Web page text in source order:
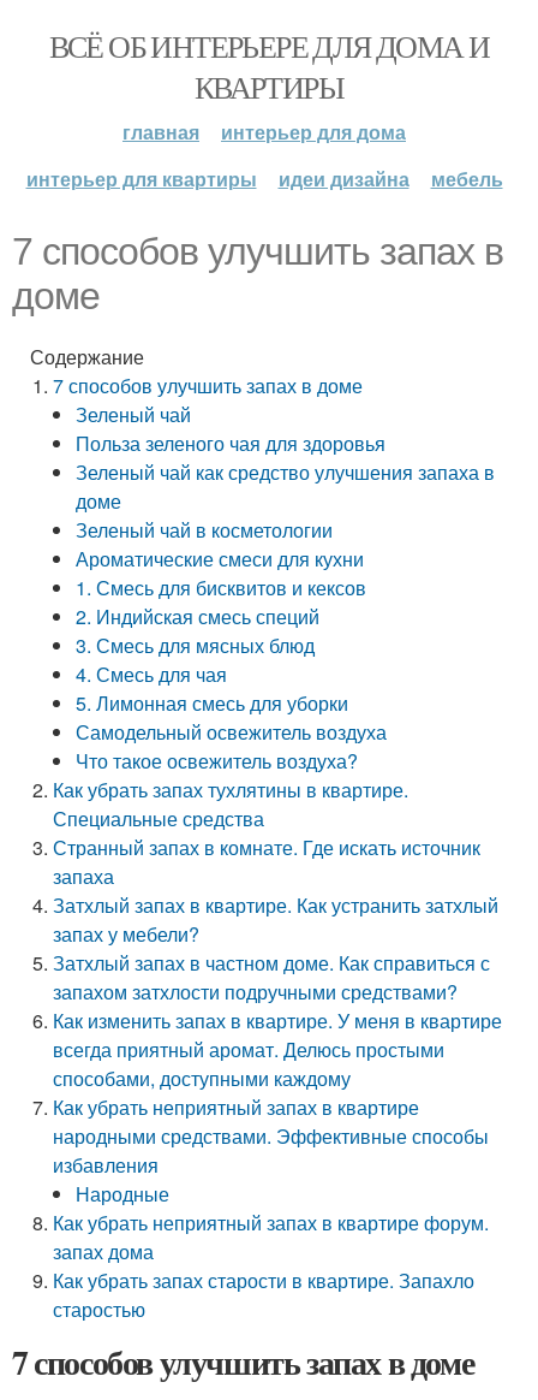
ВСЁ ОБ ИНТЕРЬЕРЕ ДЛЯ ДОМА И
КВАРТИРЫ
главная
интерьер для дома
интерьер для квартиры
идеи дизайна мебель
7 способов улучшить запах в
доме
Содержание
7 способов улучшить запах в доме
Зеленый чай
Польза зеленого чая для здоровья
Зеленый чай как средство улучшения запаха в
доме
Зеленый чай в косметологии
Ароматические смеси для кухни
1. Смесь для бисквитов и кексов
2. Индийская смесь специй
3. Смесь для мясных блюд
4. Смесь для чая
5. Лимонная смесь для уборки
Самодельный освежитель воздуха
Что такое освежитель воздуха?
Как убрать запах тухлятины в квартире.
Специальные средства
Странный запах в комнате. Где искать источник
запаха
Затхлый запах в квартире. Как устранить затхлый
запах у мебели?
Затхлый запах в частном доме. Как справиться с
запахом затхлости подручными средствами?
Как изменить запах в квартире. У меня в квартире
всегда приятный аромат. Делюсь простыми
способами, доступными каждому
Как убрать неприятный запах в квартире
народными средствами. Эффективные способы
избавления
Народные
Как убрать неприятный запах в квартире форум.
запах дома
Как убрать запах старости в квартире. Запахло
старостью
7 способов улучшить запах в доме